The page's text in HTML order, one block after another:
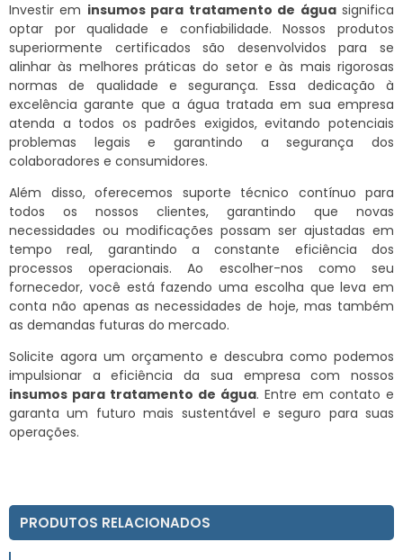
Investir em insumos para tratamento de águasignifica
optar por qualidade e confiabilidade. Nossos produtos
superiormente certificados são desenvolvidos para se
alinhar às melhores práticas do setor e às mais rigorosas
normas de qualidade e segurança. Essa dedicação à
excelência garante que a água tratada em sua empresa
atenda a todos os padrões exigidos, evitando potenciais
problemas legais e garantindo a segurança dos
colaboradores e consumidores.
Além disso, oferecemos suporte técnico contínuo para
todos os nossos clientes, garantindo que novas
necessidades ou modificações possam ser ajustadas em
tempo real, garantindo a constante eficiência dos
processos operacionais. Ao escolher-nos como seu
fornecedor, você está fazendo uma escolha que leva em
conta não apenas as necessidades de hoje, mas também
as demandas futuras do mercado.
Solicite agora um orçamento e descubra como podemos
impulsionar a eficiência da sua empresa com nossos
insumos para tratamento de água. Entre em contato e
garanta um futuro mais sustentável e seguro para suas
operações.
PRODUTOS RELACIONADOS